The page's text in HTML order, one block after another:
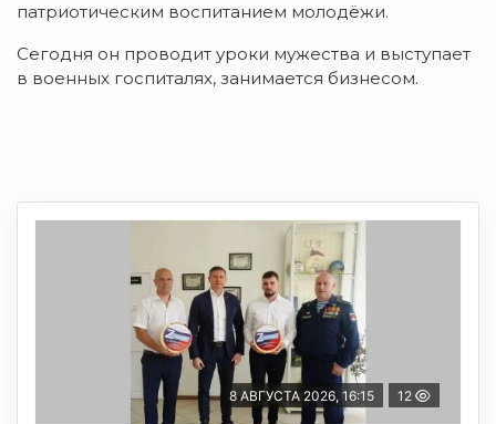
патриотическим воспитанием молодёжи.
Сегодня он проводит уроки мужества и выступает
в военных госпиталях, занимается бизнесом.
8 АВГУСТА 2026, 16:15 12